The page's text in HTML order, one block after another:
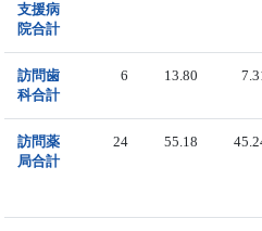
支援病
院合計
訪問歯
科合計
6 13.80
訪問薬
局合計
24 55.18